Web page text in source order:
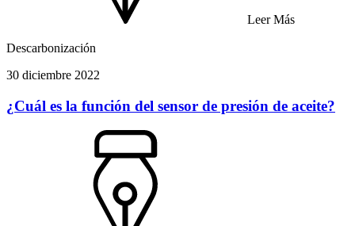
Leer Más
Descarbonización
30 diciembre 2022
¿Cuál es la función del sensor de presión de aceite?